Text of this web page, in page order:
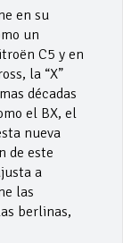
en su
un
C5 y en
la “X”
décadas
el BX, el
nueva
de este
a
las
berlinas,